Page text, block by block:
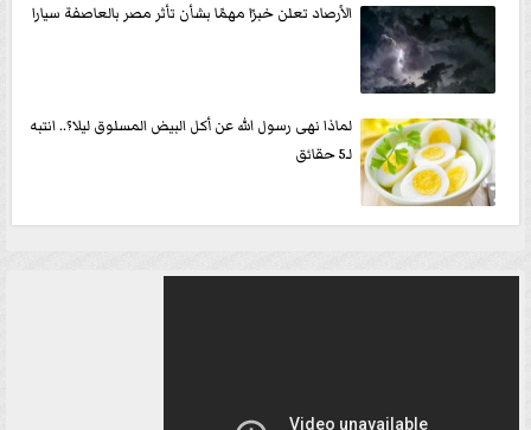
الأرصاد تعلن خبرًا مهمًا بشأن تأثر مصر بالعاصفة سيارا
لماذا نهى رسول الله عن أكل البيض المسلوق ليلا؟.. انتبه
لـ5 حقائق